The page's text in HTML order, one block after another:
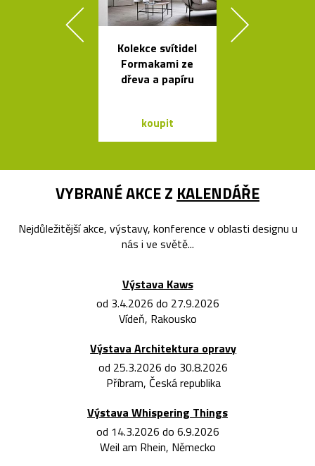
Kolekce svítidel
Formakami ze
dřeva a papíru
koupit
VYBRANÉ AKCE Z KALENDÁŘE
Nejdůležitější akce, výstavy, konference v oblasti designu u
nás i ve světě...
Výstava Kaws
od 3.4.2026 do 27.9.2026
Vídeň, Rakousko
Výstava Architektura opravy
od 25.3.2026 do 30.8.2026
Příbram, Česká republika
Výstava Whispering Things
od 14.3.2026 do 6.9.2026
Weil am Rhein, Německo